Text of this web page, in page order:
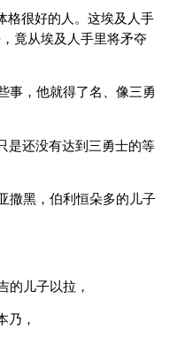
格很好的人。这埃及人手
竟从埃及人手里将矛夺
事，他就得了名、像三勇
是还没有达到三勇士的等
撒黑，伯利恒朵多的儿子
的儿子以拉，
乃，